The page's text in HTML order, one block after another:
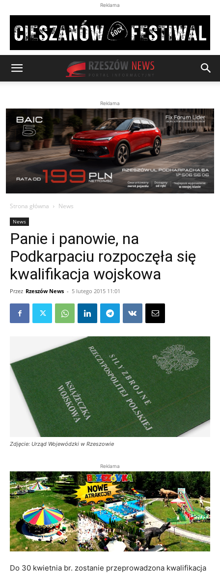
Reklama
Reklama
Strona główna News
News
Panie i panowie, na
Podkarpaciu rozpoczęła się
kwalifikacja wojskowa
Przez Rzeszów News - 5 lutego 2015 11:01
Zdjęcie: Urząd Wojewódzki w Rzeszowie
Reklama
Do 30 kwietnia br. zostanie przeprowadzona kwalifikacja